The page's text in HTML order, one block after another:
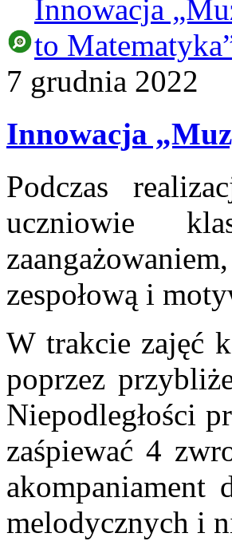
7 grudnia 2022
Innowacja
Podczas
uczniowie
zespołową i
W trakcie zajęć
poprzez
Niepodległości
zaśpiewać 4
akompaniament
melodycznych i